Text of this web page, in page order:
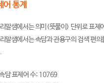
어 통계
말샘에서는 의미(뜻풀이) 단위로 표제
말샘에서는 속담과 관용구의 검색 편
담 표제어 수: 10769